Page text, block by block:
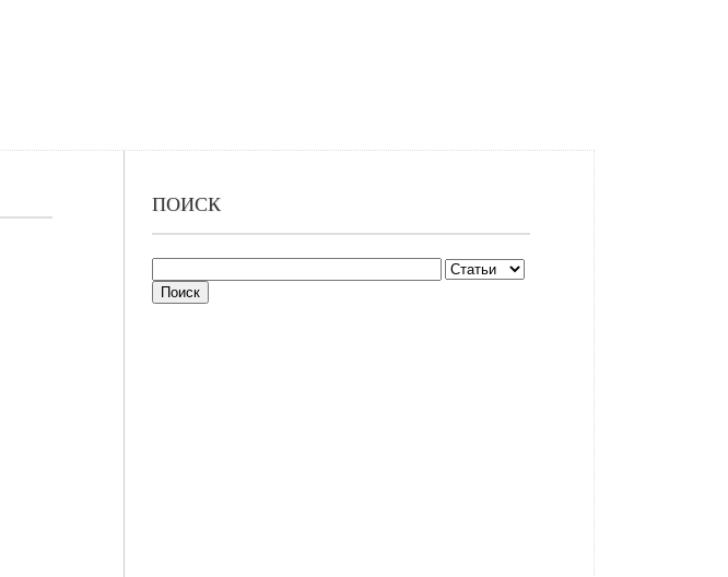
ПОИСК